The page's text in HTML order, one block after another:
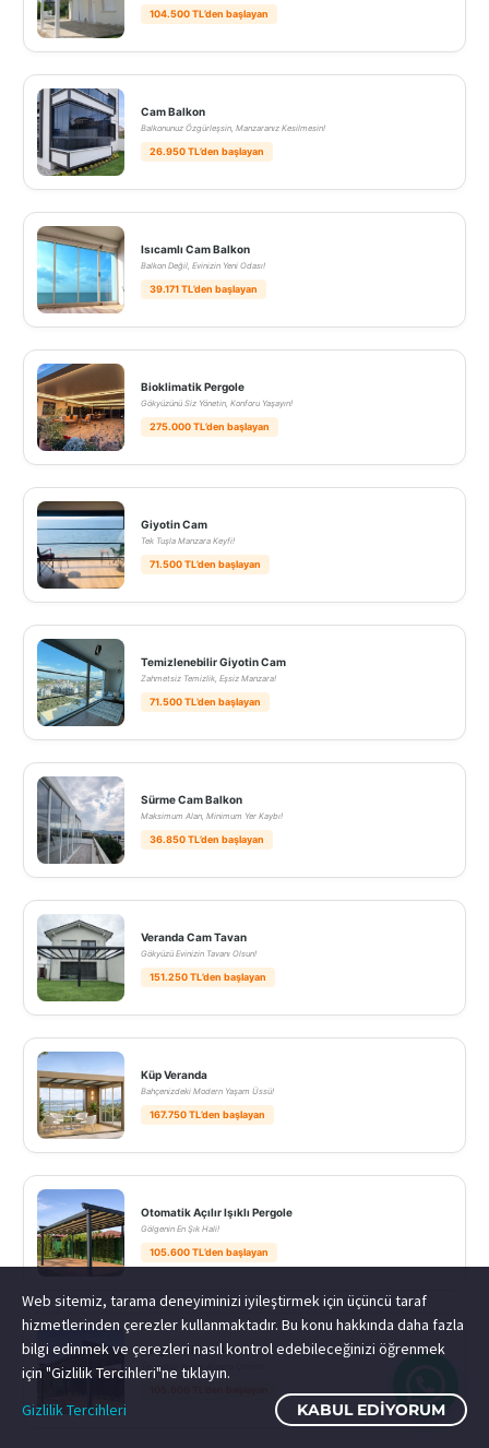
104.500 TL’den başlayan
Cam Balkon
Balkonunuz Özgürleşsin, Manzaranız Kesilmesin!
26.950 TL’den başlayan
Isıcamlı Cam Balkon
Balkon Değil, Evinizin Yeni Odası!
39.171 TL’den başlayan
Bioklimatik Pergole
Gökyüzünü Siz Yönetin, Konforu Yaşayın!
275.000 TL’den başlayan
Giyotin Cam
Tek Tuşla Manzara Keyfi!
71.500 TL’den başlayan
Temizlenebilir Giyotin Cam
Zahmetsiz Temizlik, Eşsiz Manzara!
71.500 TL’den başlayan
Sürme Cam Balkon
Maksimum Alan, Minimum Yer Kaybı!
36.850 TL’den başlayan
Veranda Cam Tavan
Gökyüzü Evinizin Tavanı Olsun!
151.250 TL’den başlayan
Küp Veranda
Bahçenizdeki Modern Yaşam Üssü!
167.750 TL’den başlayan
Otomatik Açılır Işıklı Pergole
Gölgenin En Şık Hali!
105.600 TL’den başlayan
Pergola Sistemleri
Terasınızı Yaşam Alanına Çevirin!
Web sitemiz, tarama deneyiminizi iyileştirmek için üçüncü taraf
hizmetlerinden çerezler kullanmaktadır. Bu konu hakkında daha fazla
bilgi edinmek ve çerezleri nasıl kontrol edebileceğinizi öğrenmek
için "Gizlilik Tercihleri"ne tıklayın.
Gizlilik Tercihleri
KABUL EDIYORUM